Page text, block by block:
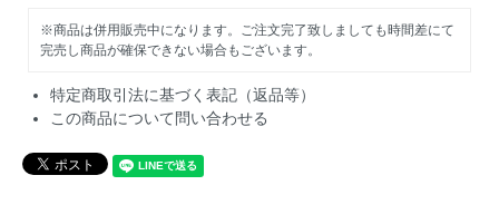
※商品は併用販売中になります。ご注文完了致しましても時間差にて
完売し商品が確保できない場合もございます。
特定商取引法に基づく表記（返品等）
この商品について問い合わせる